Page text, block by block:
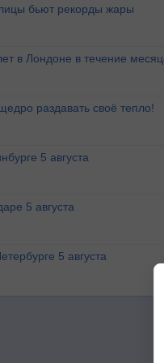
бьют рекорды жары
в Лондоне в течение
раздавать своё тепло!
5 августа
5 августа
5 августа